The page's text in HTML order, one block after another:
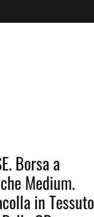
Borsa a
Medium.
in Tessuto